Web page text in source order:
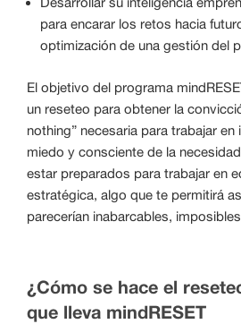
para encarar los retos hacia
optimización de una gestión del
El objetivo del programa
un reseteo para obtener la
nothing” necesaria para trabajar
miedo y consciente de la
estar preparados para trabajar en
estratégica, algo que te permitirá
parecerían inabarcables,
¿Cómo se hace el
que lleva mindRESET